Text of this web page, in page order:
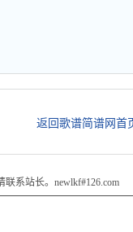
返回歌谱简谱网首
系站长。newlkf#126.com